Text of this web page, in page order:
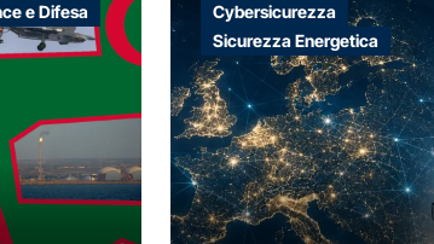
e Difesa
Cybersicurezza
Sicurezza Energetica